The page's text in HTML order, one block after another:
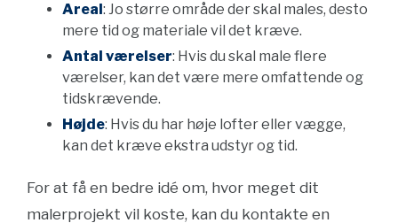
Areal: Jo større område der skal males, desto
mere tid og materiale vil det kræve.
Antal værelser: Hvis du skal male flere
værelser, kan det være mere omfattende og
tidskrævende.
Højde: Hvis du har høje lofter eller vægge,
kan det kræve ekstra udstyr og tid.
For at få en bedre idé om, hvor meget dit
malerprojekt vil koste, kan du kontakte en